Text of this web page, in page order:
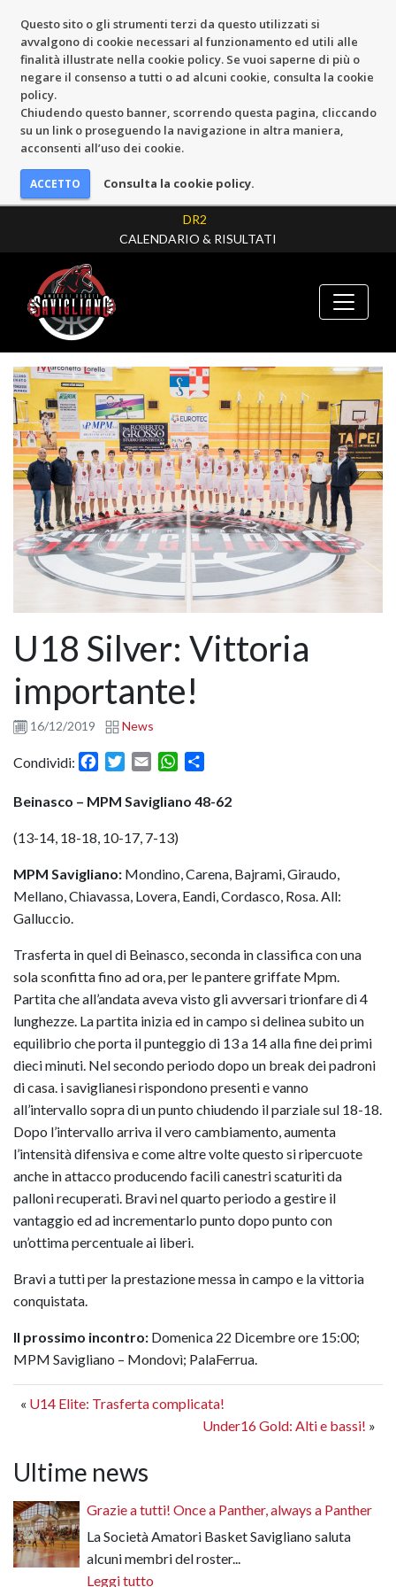
Questo sito o gli strumenti terzi da questo utilizzati si
avvalgono di cookie necessari al funzionamento ed utili alle
finalità illustrate nella cookie policy. Se vuoi saperne di più o
negare il consenso a tutti o ad alcuni cookie, consulta la cookie
policy.
Chiudendo questo banner, scorrendo questa pagina, cliccando
su un link o proseguendo la navigazione in altra maniera,
acconsenti all’uso dei cookie.
Consulta la cookie policy.
DR2
CALENDARIO & RISULTATI
U18 Silver: Vittoria
importante!
16/12/2019 News
Condividi: FacebookTwitter
Email WhatsApp
Beinasco – MPM Savigliano 48-62
(13-14, 18-18, 10-17, 7-13)
MPM Savigliano: Mondino, Carena, Bajrami, Giraudo,
Mellano, Chiavassa, Lovera, Eandi, Cordasco, Rosa. All:
Galluccio.
Trasferta in quel di Beinasco, seconda in classifica con una
sola sconfitta fino ad ora, per le pantere griffate Mpm.
Partita che all’andata aveva visto gli avversari trionfare di 4
lunghezze. La partita inizia ed in campo si delinea subito un
equilibrio che porta il punteggio di 13 a 14 alla fine dei primi
dieci minuti. Nel secondo periodo dopo un break dei padroni
di casa. i saviglianesi rispondono presenti e vanno
all’intervallo sopra di un punto chiudendo il parziale sul 18-18.
Dopo l’intervallo arriva il vero cambiamento, aumenta
l’intensità difensiva e come altre volte questo si ripercuote
anche in attacco producendo facili canestri scaturiti da
palloni recuperati. Bravi nel quarto periodo a gestire il
vantaggio ed ad incrementarlo punto dopo punto con
un’ottima percentuale ai liberi.
Bravi a tutti per la prestazione messa in campo e la vittoria
conquistata.
Il prossimo incontro: Domenica 22 Dicembre ore 15:00;
MPM Savigliano – Mondovì; PalaFerrua.
« U14 Elite: Trasferta complicata!
Under16 Gold: Alti e bassi! »
Ultime news
Grazie a tutti! Once a Panther, always a Panther
La Società Amatori Basket Savigliano saluta
alcuni membri del roster...
Leggi tutto